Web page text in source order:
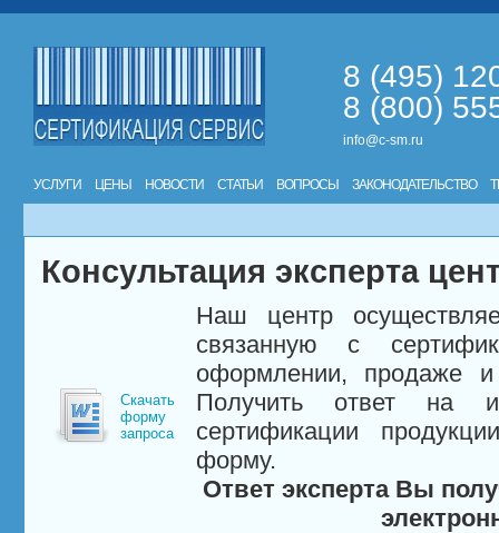
8 (495)
8 (800)
info@c-sm.ru
УСЛУГИ ЦЕНЫ НОВОСТИ СТАТЬИ ВОПРОСЫ ЗАКОНОДАТЕЛЬСТВО
Консультация эксперта
Скачать
форму
запроса
Наш центр
связанную с
оформлении, продаже и
Получить ответ на
сертификации
форму.
Ответ эксперта Вы